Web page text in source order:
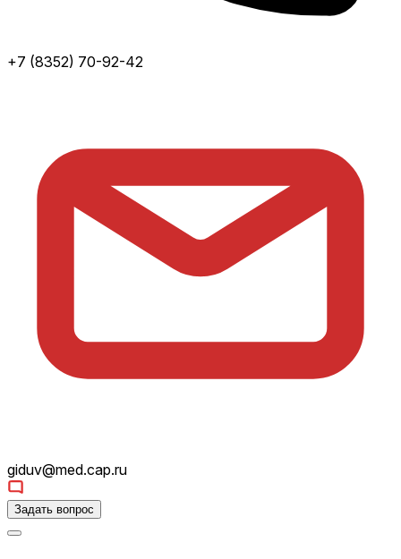
+7 (8352) 70-92-42
giduv@med.cap.ru
Задать вопрос